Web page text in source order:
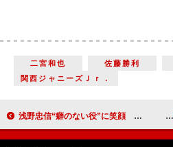
二宮和也 佐藤勝利
関西ジャニーズＪｒ．
浅野忠信“癖のない役”に笑顔 「事件を起こさなくても演じ切れる」